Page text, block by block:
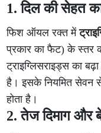
1. दिल की सेहत
फिश ऑयल रक्त में
प्रकार का फैट) के स्तर
ट्राइग्लिसराइड्स का
है। इसके नियमित सेवन
होता है।
2. तेज दिमाग और